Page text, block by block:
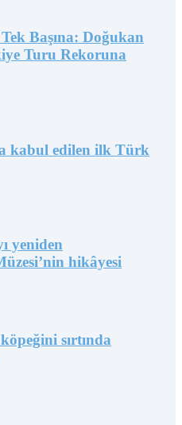
Başına: Doğukan
Turu Rekoruna
kabul edilen ilk Türk
yeniden
hikâyesi
sırtında